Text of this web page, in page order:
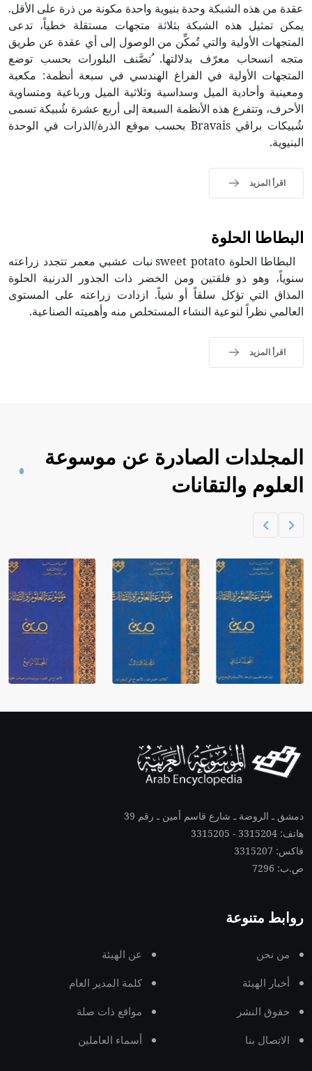
عقدة من هذه الشبكة وحدة بنيوية واحدة مكونة من ذرة على الأقل.
يمكن تمثيل هذه الشبكة بثلاثة متجهات مستقلة خطياً، تدعى
المتجهات الأولية والتي تُمكِّن من الوصول إلى أي عقدة عن طريق
متجه انسحاب معرّف بدلالتها. ُتصَّنف البلورات بحسب توضع
المتجهات الأولية في الفراغ الهندسي في سبعة أنظمة: مكعبة
ومعينية وأحادية الميل وسداسية وثلاثية الميل ورباعية ومتساوية
الأحرف، وتتفرع هذه الأنظمة السبعة إلى أربع عشرة شُبيكة تسمى
شُبيكات براڤي Bravais بحسب موقع الذرة/الذرات في الوحدة
البنيوية.
اقرأ المزيد
البطاطا الحلوة
البطاطا الحلوة sweet potato نبات عشبي معمر تتجدد زراعته
سنوياً، وهو ذو فلقتين ومن الخضر ذات الجذور الدرنية الحلوة
المذاق التي تؤكل سلقاً أو شياً. ازدادت زراعته على المستوى
العالمي نظراً لنوعية النشاء المستخلص منه وأهميته الصناعية.
اقرأ المزيد
المجلدات الصادرة عن موسوعة
العلوم والتقانات
دمشق ـ الروضة ـ شارع قاسم أمين ـ رقم 39
هاتف: 3315204 - 3315205
فاكس: 3315207
ص.ب: 7296
روابط متنوعة
من نحن عن الهيئة
أخبار الهيئة كلمة المدير العام
حقوق النشر مواقع ذات صلة
الاتصال بنا أسماء العاملين